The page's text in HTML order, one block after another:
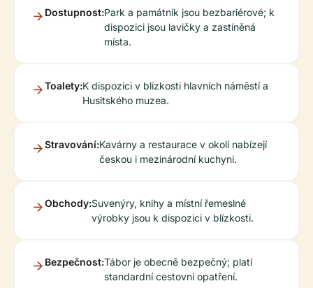
Dostupnost:Park a památník jsou bezbariérové; k
dispozici jsou lavičky a zastíněná
místa.
Toalety:K dispozici v blízkosti hlavních náměstí a
Husitského muzea.
Stravování:Kavárny a restaurace v okolí nabízejí
českou i mezinárodní kuchyni.
Obchody:Suvenýry, knihy a místní řemeslné
výrobky jsou k dispozici v blízkosti.
Bezpečnost:Tábor je obecně bezpečný; platí
standardní cestovní opatření.